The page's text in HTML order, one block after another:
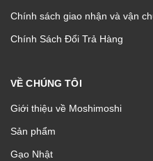
Chính sách giao nhận và vận
Chính Sách Đổi Trả Hàng
VỀ CHÚNG TÔI
Giới thiệu về Moshimoshi
Sản phẩm
Gạo Nhật